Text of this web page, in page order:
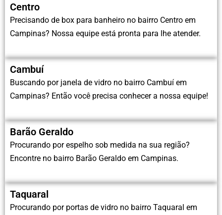
Centro
Precisando de box para banheiro no bairro Centro em
Campinas? Nossa equipe está pronta para lhe atender.
Cambuí
Buscando por janela de vidro no bairro Cambuí em
Campinas? Então você precisa conhecer a nossa equipe!
Barão Geraldo
Procurando por espelho sob medida na sua região?
Encontre no bairro Barão Geraldo em Campinas.
Taquaral
Procurando por portas de vidro no bairro Taquaral em